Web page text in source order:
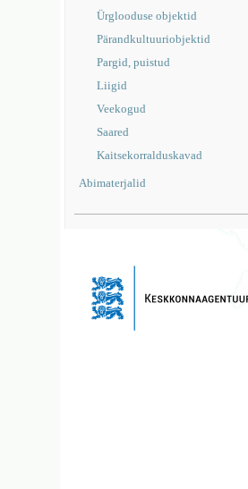
Ürglooduse objektid
Pärandkultuuriobjektid
Pargid, puistud
Liigid
Veekogud
Saared
Kaitsekorralduskavad
Abimaterjalid